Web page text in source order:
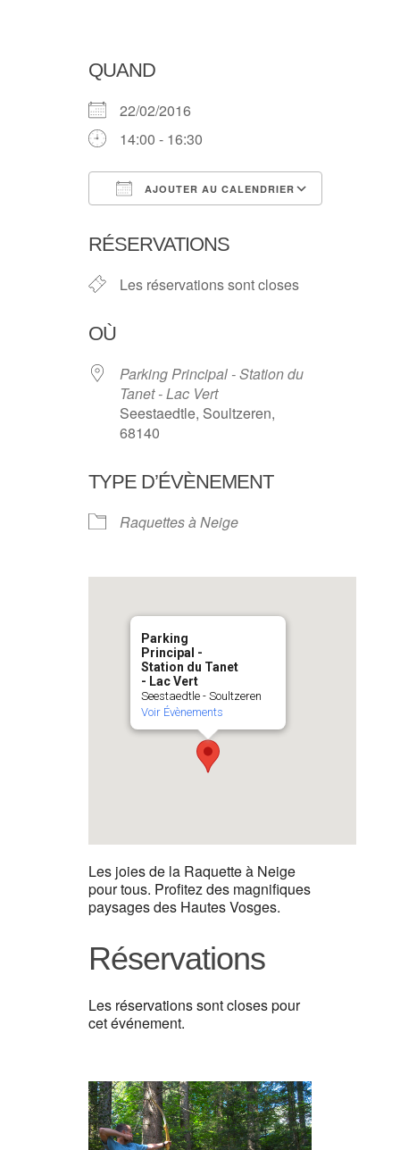
QUAND
22/02/2016
14:00 - 16:30
AJOUTER AU CALENDRIER
RÉSERVATIONS
Les réservations sont closes
OÙ
Parking Principal - Station du
Tanet - Lac Vert
Seestaedtle, Soultzeren,
68140
TYPE D’ÉVÈNEMENT
Raquettes à Neige
Parking
Principal -
Station du Tanet
- Lac Vert
Seestaedtle - Soultzeren
Voir Évènements
Les joies de la Raquette à Neige
pour tous. Profitez des magnifiques
paysages des Hautes Vosges.
Réservations
Les réservations sont closes pour
cet événement.